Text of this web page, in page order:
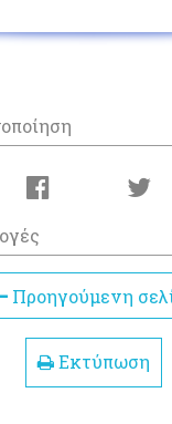
Προηγούμενη
Εκτύπωση